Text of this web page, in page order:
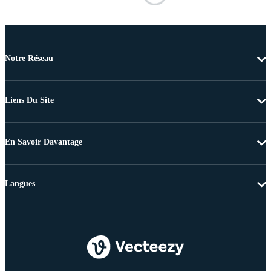
Notre Réseau
Liens Du Site
En Savoir Davantage
Langues